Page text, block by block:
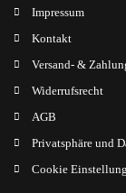
Impressum
Kontakt
Versand- &
Widerrufsrecht
AGB
Privatsphäre und
Cookie